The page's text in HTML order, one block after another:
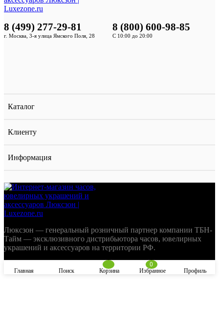
Каталог
Клиенту
Информация
8 (499) 277-29-81
г. Москва, 3-я улица Ямского Поля, 28
8 (800) 600-98-85
С 10:00 до 20:00
Люксзон — генеральный розничный партнер компании ТБН-
Тайм — эксклюзивного дистрибьютора часов, ювелирных
украшений и аксессуаров на территории РФ.
Главная Поиск Корзина
0
Избранное
Профиль